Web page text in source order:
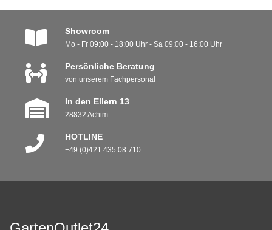
Showroom
Mo - Fr 09:00 - 18:00 Uhr - Sa 09:00 - 16:00 Uhr
Persönliche Beratung
von unserem Fachpersonal
In den Ellern 13
28832 Achim
HOTLINE
+49 (0)421 435 08 710